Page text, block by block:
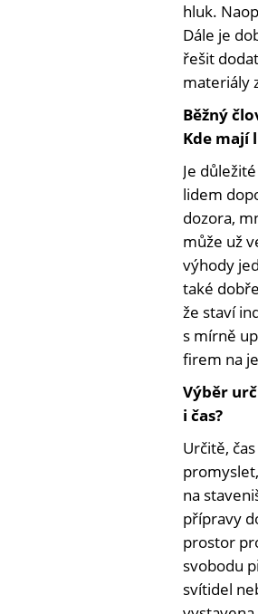
hluk.
Dále je
řešit
materiály
Běžný
Kde mají
Je
lidem
dozora,
může už
výhody
také
že staví
s mírně
firem na
Výběr
i čas?
Určitě,
na
přípravy
prostor
svobodu
svítidel